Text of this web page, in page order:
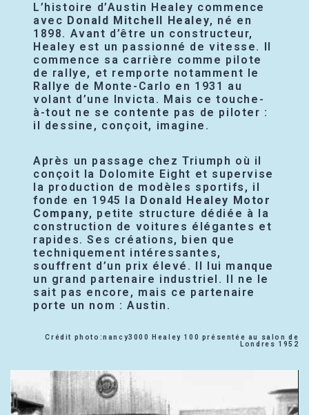
L’histoire d’Austin Healey commence
avec Donald Mitchell Healey, né en
1898. Avant d’être un constructeur,
Healey est un passionné de vitesse. Il
commence sa carrière comme pilote
de rallye, et remporte notamment le
Rallye de Monte-Carlo en 1931 au
volant d’une Invicta. Mais ce touche-
à-tout ne se contente pas de piloter :
il dessine, conçoit, imagine.
Après un passage chez Triumph où il
conçoit la Dolomite Eight et supervise
la production de modèles sportifs, il
fonde en 1945 la Donald Healey Motor
Company, petite structure dédiée à la
construction de voitures élégantes et
rapides. Ses créations, bien que
techniquement intéressantes,
souffrent d’un prix élevé. Il lui manque
un grand partenaire industriel. Il ne le
sait pas encore, mais ce partenaire
porte un nom : Austin.
Crédit photo:nancy3000 Healey 100 présentée au salon de
Londres 1952